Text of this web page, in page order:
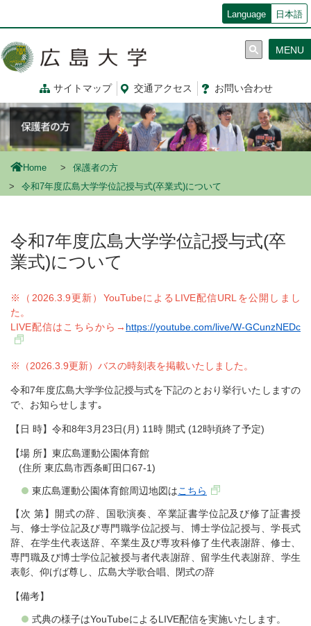
コ
ン
ツ
に
移
動
Language 日本語
サイトマップ 交通アクセス お問い合わせ
MENU
Home
保護者の方
令和7年度広島大学学位記授与式(卒業式)について
令和7年度広島大学学位記授与式(卒
業式)について
※（2026.3.9更新）YouTubeによるLIVE配信URLを公開しまし
た。
LIVE配信はこちらから→ https://youtube.com/live/W-GCunzNEDc
※（2026.3.9更新）バスの時刻表を掲載いたしました。
令和7年度広島大学学位記授与式を下記のとおり挙行いたしますの
で、お知らせします｡
【日 時】令和8年3月23日(月) 11時 開式 (12時頃終了予定)
【場 所】東広島運動公園体育館
(住所 東広島市西条町田口67-1)
東広島運動公園体育館周辺地図はこちら
【次 第】開式の辞、国歌演奏、卒業証書学位記及び修了証書授
与、修士学位記及び専門職学位記授与、博士学位記授与、学長式
辞、在学生代表送辞、卒業生及び専攻科修了生代表謝辞、修士、
専門職及び博士学位記被授与者代表謝辞、留学生代表謝辞、学生
表彰、仰げば尊し、広島大学歌合唱、閉式の辞
【備考】
式典の様子はYouTubeによるLIVE配信を実施いたします。